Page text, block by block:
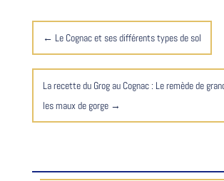
← Le Cognac et ses différents types de sol
La recette du Grog au Cognac : Le remède de
les maux de gorge→